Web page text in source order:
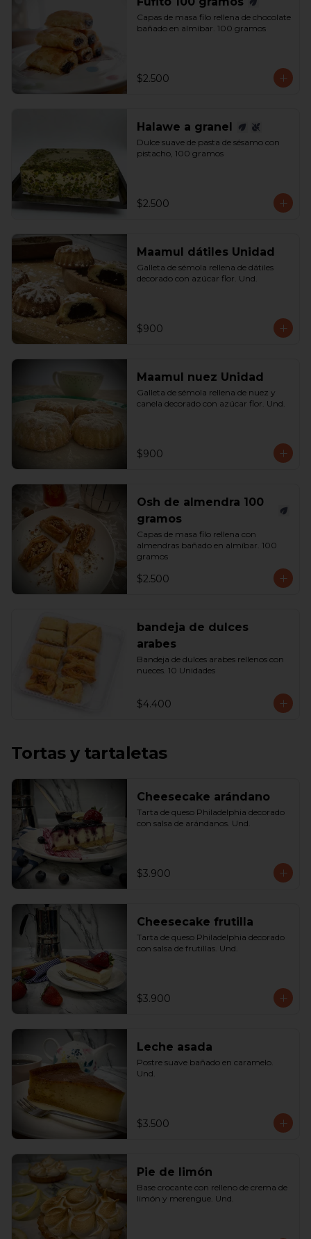
Capas de masa filo rellena de chocolate
bañado en almíbar. 100 gramos
$2.500
Halawe a granel
Dulce suave de pasta de sésamo con
pistacho, 100 gramos
$2.500
Maamul dátiles Unidad
Galleta de sémola rellena de dátiles
decorado con azúcar flor. Und.
$900
Maamul nuez Unidad
Galleta de sémola rellena de nuez y
canela decorado con azúcar flor. Und.
$900
Osh de almendra 100
gramos
Capas de masa filo rellena con
almendras bañado en almíbar. 100
gramos
$2.500
bandeja de dulces
arabes
Bandeja de dulces arabes rellenos con
nueces. 10 Unidades
$4.400
Tortas y tartaletas
Cheesecake arándano
Tarta de queso Philadelphia decorado
con salsa de arándanos. Und.
$3.900
Cheesecake frutilla
Tarta de queso Philadelphia decorado
con salsa de frutillas. Und.
$3.900
Leche asada
Postre suave bañado en caramelo.
Und.
$3.500
Pie de limón
Base crocante con relleno de crema de
limón y merengue. Und.